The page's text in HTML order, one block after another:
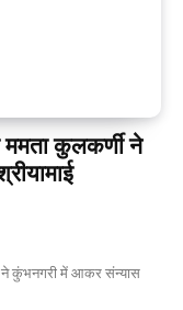
कुलकर्णी ने
ने कुंभनगरी में आकर संन्यास